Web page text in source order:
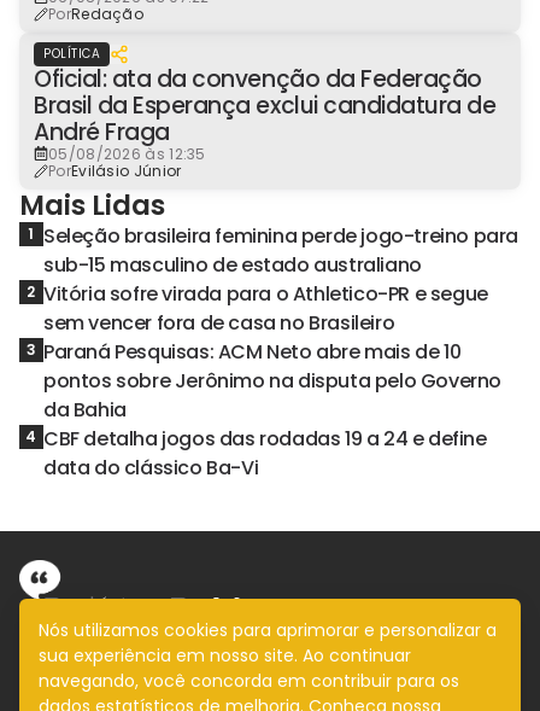
PorRedação
POLÍTICA
Oficial: ata da convenção da Federação
Brasil da Esperança exclui candidatura de
André Fraga
05/08/2026 às 12:35
PorEvilásio Júnior
Mais Lidas
1 Seleção brasileira feminina perde jogo-treino para
sub-15 masculino de estado australiano
2 Vitória sofre virada para o Athletico-PR e segue
sem vencer fora de casa no Brasileiro
3 Paraná Pesquisas: ACM Neto abre mais de 10
pontos sobre Jerônimo na disputa pelo Governo
da Bahia
4 CBF detalha jogos das rodadas 19 a 24 e define
data do clássico Ba-Vi
Informação com imparcialidade
SIGA
Nós utilizamos cookies para aprimorar e personalizar a
sua experiência em nosso site. Ao continuar
navegando, você concorda em contribuir para os
dados estatísticos de melhoria. Conheça nossa